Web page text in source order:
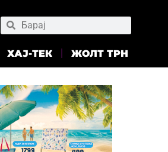
ХАЈ-ТЕК ЖОЛТ ТРН